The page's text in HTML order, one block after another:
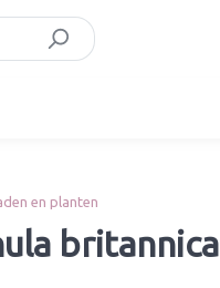
en planten
britannica